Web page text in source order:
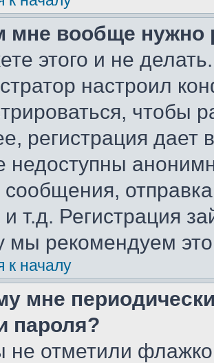
мне вообще нужно
этого и не
настроил
чтобы
регистрация
недоступны
и т.д. Регистрация
мы рекомендуем
к началу
мне
пароля?
не отметили